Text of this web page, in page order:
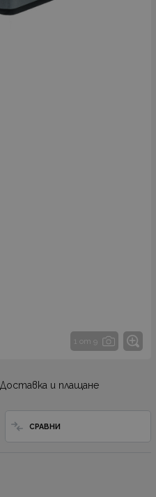
1 от 9
Доставка и плащане
СРАВНИ